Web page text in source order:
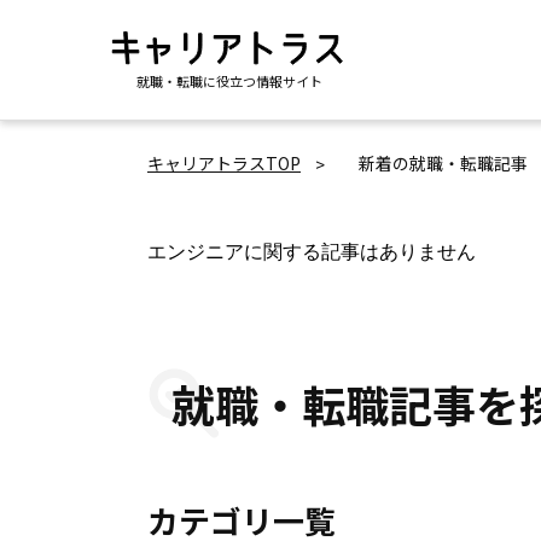
就職・転職に役立つ情報サイト
キャリアトラスTOP 新着の就職・転職記事
エンジニアに関する記事はありません
就職・転職記事を
カテゴリ一覧